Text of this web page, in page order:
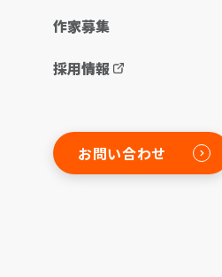
作家募集
採用情報
お問い合わせ